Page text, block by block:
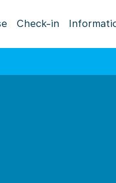
Check-in